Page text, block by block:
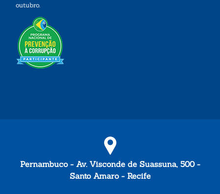
outubro.
Pernambuco - Av. Visconde de Suassuna, 500 -
Santo Amaro - Recife